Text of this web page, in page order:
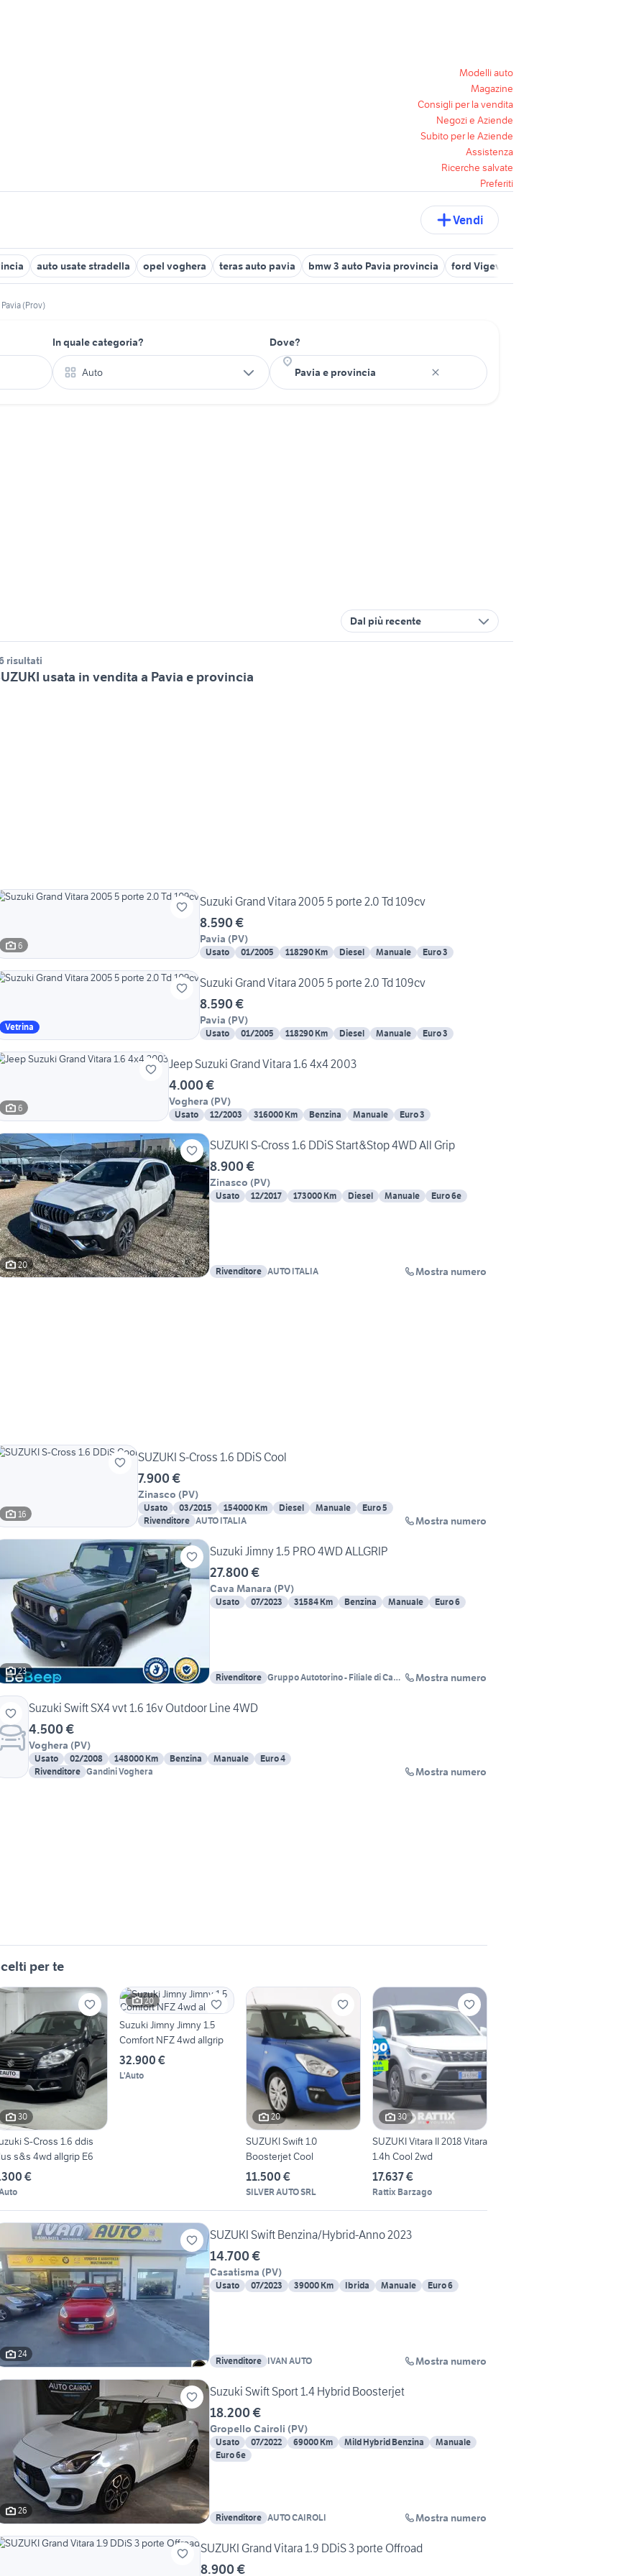
Modelli auto
Magazine
Consigli per la vendita
Negozi e Aziende
Subito per le Aziende
Assistenza
Ricerche salvate
Preferiti
Vendi
auto usate stradella opel voghera teras auto pavia bmw 3 auto Pavia provincia ford Vigevano
Pavia (Prov)
In quale categoria?
Auto
Dove?
Dal più recente
risultati
usata in vendita a Pavia e provincia
6
Suzuki Grand Vitara 2005 5 porte 2.0 Td 109cv
8.590 €
Pavia (PV)
Usato 01/2005 118290 Km Diesel Manuale Euro 3
Vetrina
Suzuki Grand Vitara 2005 5 porte 2.0 Td 109cv
8.590 €
Pavia (PV)
Usato 01/2005 118290 Km Diesel Manuale Euro 3
6
Jeep Suzuki Grand Vitara 1.6 4x4 2003
4.000 €
Voghera (PV)
Usato 12/2003 316000 Km Benzina Manuale Euro 3
20
SUZUKI S-Cross 1.6 DDiS Start&Stop 4WD All Grip
8.900 €
Zinasco (PV)
Usato 12/2017 173000 Km Diesel Manuale Euro 6e
Rivenditore AUTO ITALIA Mostra numero
16
SUZUKI S-Cross 1.6 DDiS Cool
7.900 €
Zinasco (PV)
Usato 03/2015 154000 Km Diesel Manuale
Euro 5
Rivenditore AUTO ITALIA Mostra numero
23
Suzuki Jimny 1.5 PRO 4WD ALLGRIP
27.800 €
Cava Manara (PV)
Usato 07/2023 31584 Km Benzina Manuale Euro 6
Rivenditore Gruppo Autotorino - Filiale di Cava
Mostra numero
Suzuki Swift SX4 vvt 1.6 16v Outdoor Line 4WD
4.500 €
Voghera (PV)
Usato 02/2008 148000 Km Benzina Manuale
Euro 4
Rivenditore Gandini Voghera Mostra numero
per te
30
S-Cross 1.6 ddis
s&s 4wd allgrip E6
€
20
Suzuki Jimny Jimny 1.5
Comfort NFZ 4wd allgrip
32.900 €
L'Auto
20
SUZUKI Swift 1.0
Boosterjet Cool
11.500 €
SILVER AUTO SRL
30
SUZUKI Vitara II 2018 Vitara
1.4h Cool 2wd
17.637 €
Rattix Barzago
24
SUZUKI Swift Benzina/Hybrid-Anno 2023
14.700 €
Casatisma (PV)
Usato 07/2023 39000 Km Ibrida Manuale Euro 6
Rivenditore IVAN AUTO Mostra numero
26
Suzuki Swift Sport 1.4 Hybrid Boosterjet
18.200 €
Gropello Cairoli (PV)
Usato 07/2022 69000 Km Mild Hybrid Benzina
Manuale
Euro 6e
Rivenditore AUTO CAIROLI Mostra numero
SUZUKI Grand Vitara 1.9 DDiS 3 porte Offroad
8.900 €